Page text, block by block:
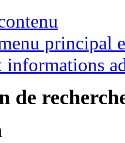
principal
informations
de